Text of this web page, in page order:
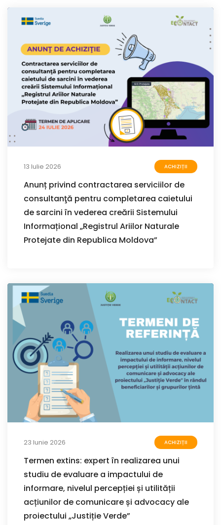
13 Iulie 2026 ACHIZIȚII
Anunț privind contractarea serviciilor de
consultanţă pentru completarea caietului
de sarcini în vederea creării Sistemului
Informațional „Registrul Ariilor Naturale
Protejate din Republica Moldova”
23 Iunie 2026 ACHIZIȚII
Termen extins: expert în realizarea unui
studiu de evaluare a impactului de
informare, nivelul percepției și utilității
acțiunilor de comunicare și advocacy ale
proiectului „Justiție Verde”